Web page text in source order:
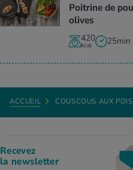
Poitrine de
olives
420
kcal 25min
ACCUEIL COUSCOUS AUX
Recevez
la newsletter